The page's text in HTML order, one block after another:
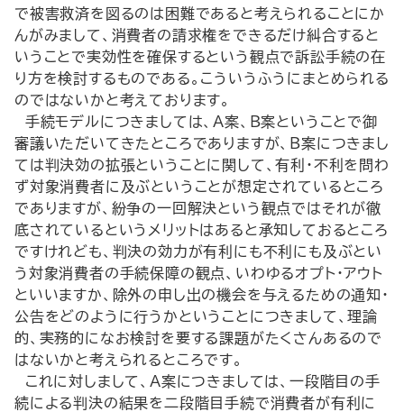
で被害救済を図るのは困難であると考えられることにか
んがみまして、消費者の請求権をできるだけ糾合すると
いうことで実効性を確保するという観点で訴訟手続の在
り方を検討するものである。こういうふうにまとめられる
のではないかと考えております。
手続モデルにつきましては、A案、B案ということで御
審議いただいてきたところでありますが、B案につきまし
ては判決効の拡張ということに関して、有利・不利を問わ
ず対象消費者に及ぶということが想定されているところ
でありますが、紛争の一回解決という観点ではそれが徹
底されているというメリットはあると承知しておるところ
ですけれども、判決の効力が有利にも不利にも及ぶとい
う対象消費者の手続保障の観点、いわゆるオプト・アウト
といいますか、除外の申し出の機会を与えるための通知・
公告をどのように行うかということにつきまして、理論
的、実務的になお検討を要する課題がたくさんあるので
はないかと考えられるところです。
これに対しまして、A案につきましては、一段階目の手
続による判決の結果を二段階目手続で消費者が有利に